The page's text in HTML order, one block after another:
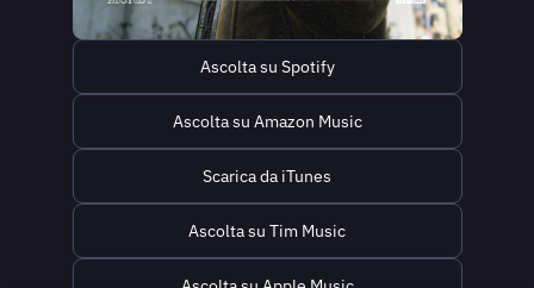
Ascolta su Spotify
Ascolta su Amazon Music
Scarica da iTunes
Ascolta su Tim Music